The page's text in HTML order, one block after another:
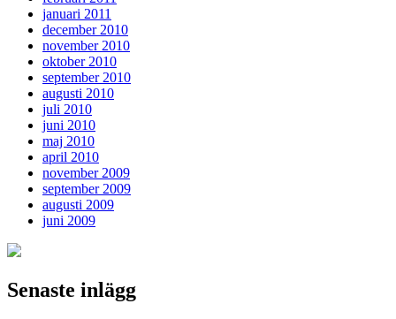
januari 2011
december 2010
november 2010
oktober 2010
september 2010
augusti 2010
juli 2010
juni 2010
maj 2010
april 2010
november 2009
september 2009
augusti 2009
juni 2009
Senaste inlägg